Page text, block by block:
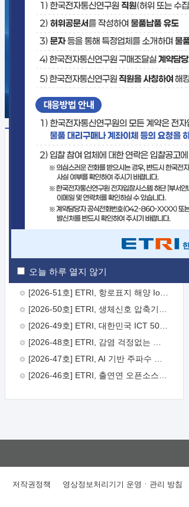
오늘 하루 열지 않기
보도자료
[2026-52호] ETRI, ITU-T 자율주행차 국제표준화 주도한다
저작권정책 영상정보처리기기 운영ㆍ관리 방침